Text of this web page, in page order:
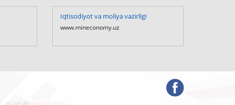
Iqtisodiyot va moliya vazirligi
www.mineconomy.uz